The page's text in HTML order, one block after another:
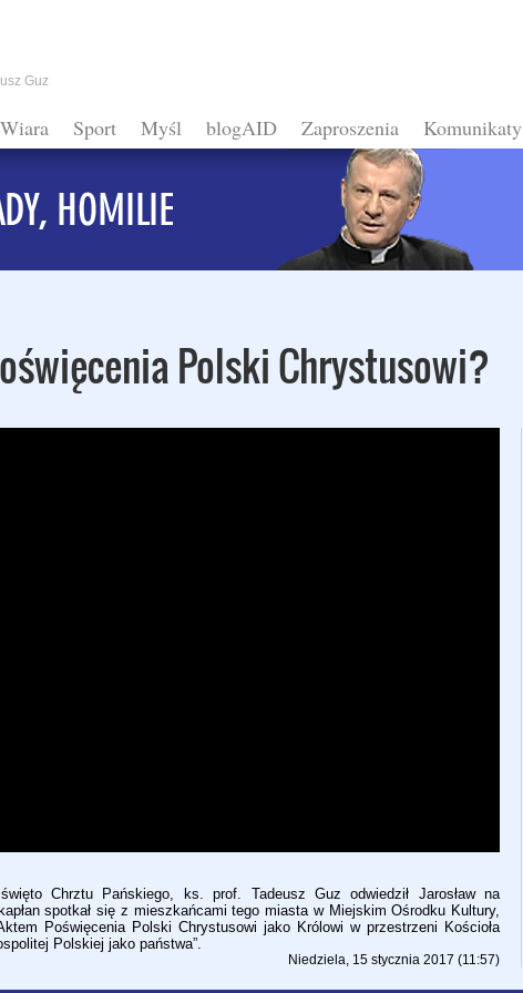
Wiara Sport Myśl blogAID Zaproszenia Komunikaty
Guz
Polski Chrystusowi?
Chrztu Pańskiego, ks. prof. Tadeusz Guz odwiedził Jarosław na
spotkał się z mieszkańcami tego miasta w Miejskim Ośrodku Kultury,
Poświęcenia Polski Chrystusowi jako Królowi w przestrzeni Kościoła
Polskiej jako państwa”.
Niedziela, 15 stycznia 2017 (11:57)